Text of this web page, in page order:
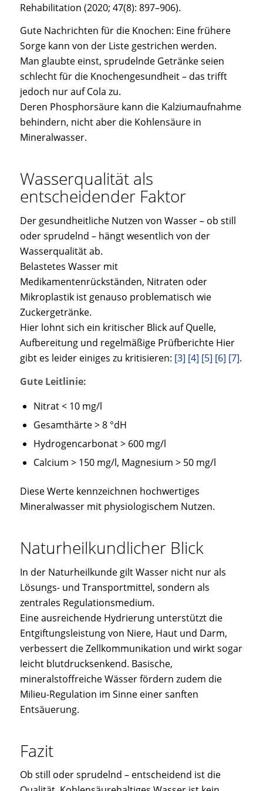
Rehabilitation (2020; 47(8): 897–906).
Gute Nachrichten für die Knochen: Eine frühere
Sorge kann von der Liste gestrichen werden.
Man glaubte einst, sprudelnde Getränke seien
schlecht für die Knochengesundheit – das trifft
jedoch nur auf Cola zu.
Deren Phosphorsäure kann die Kalziumaufnahme
behindern, nicht aber die Kohlensäure in
Mineralwasser.
Wasserqualität als
entscheidender Faktor
Der gesundheitliche Nutzen von Wasser – ob still
oder sprudelnd – hängt wesentlich von der
Wasserqualität ab.
Belastetes Wasser mit
Medikamentenrückständen, Nitraten oder
Mikroplastik ist genauso problematisch wie
Zuckergetränke.
Hier lohnt sich ein kritischer Blick auf Quelle,
Aufbereitung und regelmäßige Prüfberichte Hier
gibt es leider einiges zu kritisieren: [3] [4] [5] [6] [7].
Gute Leitlinie:
Nitrat < 10 mg/l
Gesamthärte > 8 °dH
Hydrogencarbonat > 600 mg/l
Calcium > 150 mg/l, Magnesium > 50 mg/l
Diese Werte kennzeichnen hochwertiges
Mineralwasser mit physiologischem Nutzen.
Naturheilkundlicher Blick
In der Naturheilkunde gilt Wasser nicht nur als
Lösungs- und Transportmittel, sondern als
zentrales Regulationsmedium.
Eine ausreichende Hydrierung unterstützt die
Entgiftungsleistung von Niere, Haut und Darm,
verbessert die Zellkommunikation und wirkt sogar
leicht blutdrucksenkend. Basische,
mineralstoffreiche Wässer fördern zudem die
Milieu-Regulation im Sinne einer sanften
Entsäuerung.
Fazit
Ob still oder sprudelnd – entscheidend ist die